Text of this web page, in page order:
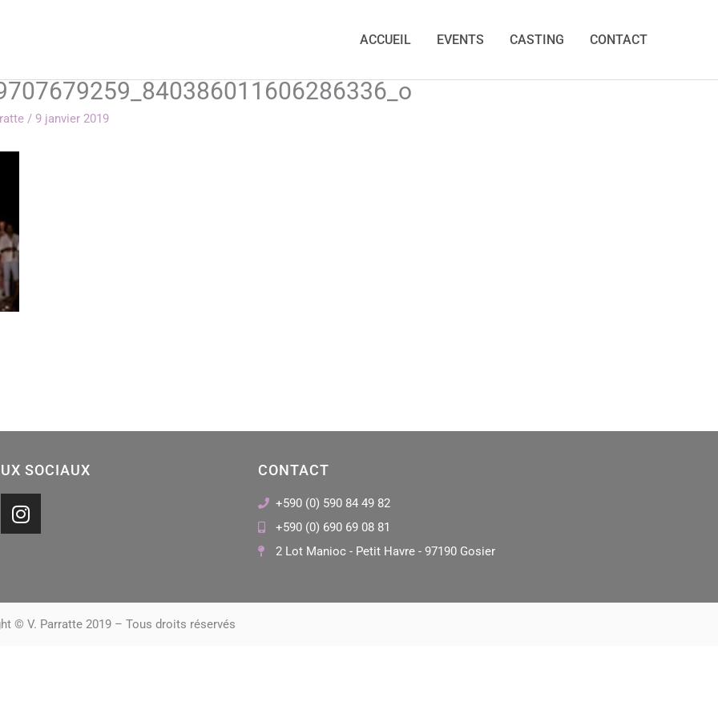
ACCUEIL EVENTS CASTING CONTACT
/ 9 janvier 2019
SOCIAUX
I
n
g
r
CONTACT
+590 (0) 590 84 49 82
+590 (0) 690 69 08 81
2 Lot Manioc - Petit Havre - 97190 Gosier
© V. Parratte 2019 – Tous droits réservés